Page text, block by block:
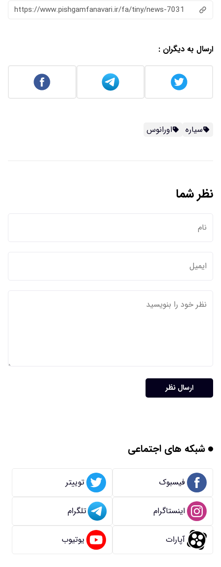
https://www.pishgamfanavari.ir/fa/tiny/news-7031
ارسال به دیگران :
سیاره اورانوس
نظر شما
ارسال نظر
شبکه های اجتماعی
فیسبوک توییتر
اینستاگرام تلگرام
آپارات یوتیوب